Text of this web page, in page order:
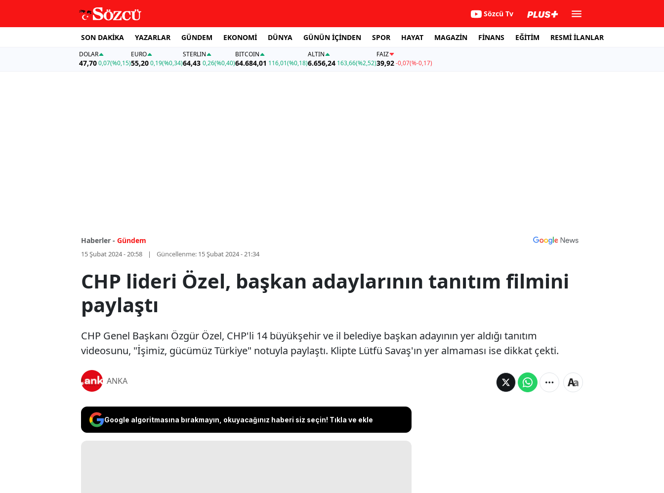
Sözcü Tv
SON DAKİKA YAZARLAR GÜNDEM EKONOMİ DÜNYA GÜNÜN İÇİNDEN SPOR HAYAT MAGAZİN FİNANS EĞİTİM RESMİ İLANLAR
DOLAR
47,700,07(%0,15)
EURO
55,20 0,19(%0,34)
STERLIN
64,43 0,26(%0,40)
BITCOIN
64.684,01 116,01(%0,18)
ALTIN
6.656,24 163,66(%2,52)
FAİZ
39,92-0,07(%-0,17)
Haberler - Gündem
15 Şubat 2024 - 20:58 Güncellenme: 15 Şubat 2024 - 21:34
CHP lideri Özel, başkan adaylarının tanıtım filmini
paylaştı
CHP Genel Başkanı Özgür Özel, CHP'li 14 büyükşehir ve il belediye başkan adayının yer aldığı tanıtım
videosunu, "İşimiz, gücümüz Türkiye" notuyla paylaştı. Klipte Lütfü Savaş'ın yer almaması ise dikkat çekti.
ANKA
Google algoritmasına bırakmayın, okuyacağınız haberi siz seçin! Tıkla ve ekle